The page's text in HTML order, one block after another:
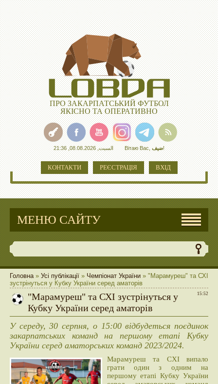
ПРО ЗАКАРПАТСЬКИЙ ФУТБОЛ
ЯКІСНО ТА ОПЕРАТИВНО
السبت, 08.08.2026, 21:36 Вітаю Вас,ضيف!
КОНТАКТИ РЕЄСТРАЦІЯ ВХІД
МЕНЮ САЙТУ
Головна» Усі публікації » Чемпіонат України » "Марамуреш" та СХІ
зустрінуться у Кубку України серед аматорів
15:52
"Марамуреш" та СХІ зустрінуться у
Кубку України серед аматорів
У середу, 30 серпня, о 15:00 відбудеться поєдинок
закарпатських команд на першому етапі Кубку
України серед аматорських команд 2023/2024.
Марамуреш та СХІ випало
грати один з одним на
першому етапі Кубку України